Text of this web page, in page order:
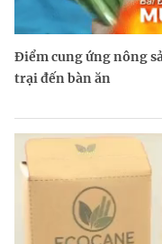
Điểm cung ứng nông
trại đến bàn ăn